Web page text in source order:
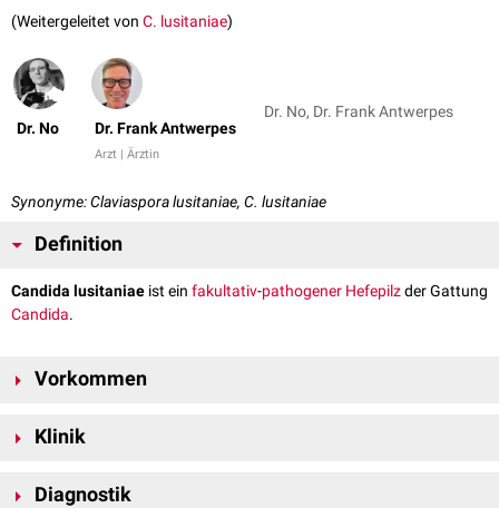
(Weitergeleitet von C. lusitaniae)
Dr. No Dr. Frank Antwerpes
Arzt | Ärztin
Dr. No, Dr. Frank Antwerpes
Synonyme: Claviaspora lusitaniae, C. lusitaniae
Definition
Candida lusitaniae ist ein fakultativ-pathogener Hefepilzder Gattung
Candida.
Vorkommen
üblicherweise kein Bestandteil der menschlichen
Klinik
lusitaniae zu einersystemischen
Diagnostik